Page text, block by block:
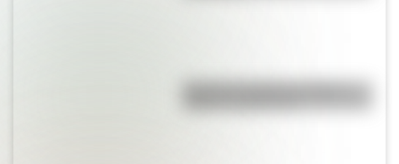
Bandera de Bolivia: historia,